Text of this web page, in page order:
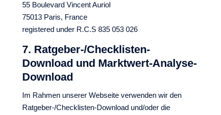
55 Boulevard Vincent Auriol
75013 Paris, France
registered under R.C.S 835 053 026
7. Ratgeber-/Checklisten-
Download und Marktwert-Analyse-
Download
Im Rahmen unserer Webseite verwenden wir den
Ratgeber-/Checklisten-Download und/oder die